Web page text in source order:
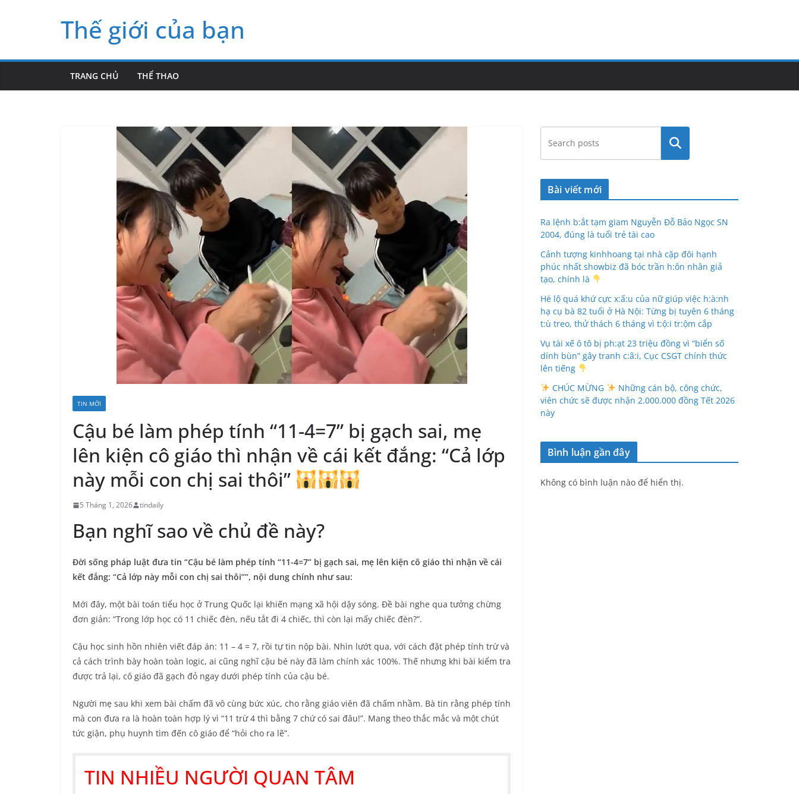
Thế giới của bạn
TRANG CHỦ THỂ THAO
TIN MỚI
Cậu bé làm phép tính “11-4=7” bị gạch sai, mẹ
lên kiện cô giáo thì nhận về cái kết đắng: “Cả lớp
này mỗi con chị sai thôi”
5 Tháng 1, 2026 tindaily
Bạn nghĩ sao về chủ đề này?
Đời sống pháp luật đưa tin “Cậu bé làm phép tính “11-4=7” bị gạch sai, mẹ lên kiện cô giáo thì nhận về cái
kết đắng: “Cả lớp này mỗi con chị sai thôi””, nội dung chính như sau:
Mới đây, một bài toán tiểu học ở Trung Quốc lại khiến mạng xã hội dậy sóng. Đề bài nghe qua tưởng chừng
đơn giản: “Trong lớp học có 11 chiếc đèn, nếu tắt đi 4 chiếc, thì còn lại mấy chiếc đèn?”.
Cậu học sinh hồn nhiên viết đáp án: 11 – 4 = 7, rồi tự tin nộp bài. Nhìn lướt qua, với cách đặt phép tính trừ và
cả cách trình bày hoàn toàn logic, ai cũng nghĩ cậu bé này đã làm chính xác 100%. Thế nhưng khi bài kiểm tra
được trả lại, cô giáo đã gạch đỏ ngay dưới phép tính của cậu bé.
Người mẹ sau khi xem bài chấm đã vô cùng bức xúc, cho rằng giáo viên đã chấm nhầm. Bà tin rằng phép tính
mà con đưa ra là hoàn toàn hợp lý vì “11 trừ 4 thì bằng 7 chứ có sai đâu!”. Mang theo thắc mắc và một chút
tức giận, phụ huynh tìm đến cô giáo để “hỏi cho ra lẽ”.
TIN NHIỀU NGƯỜI QUAN TÂM
Tìm
kiếm
Bài viết mới
Ra lệnh b:ắt tạm giam Nguyễn Đỗ Bảo Ngọc SN
2004, đúng là tuổi trẻ tài cao
Cảnh tượng kinhhoang tại nhà cặp đôi hạnh
phúc nhất showbiz đã bóc trần h:ôn nhân giả
tạo, chính là
Hé lộ quá khứ cực x:ấ:u của nữ giúp việc h:à:nh
hạ cụ bà 82 tuổi ở Hà Nội: Từng bị tuyên 6 tháng
t:ù treo, thử thách 6 tháng vì t:ộ:i tr:ộm cắp
Vụ tài xế ô tô bị ph:ạt 23 triệu đồng vì “biển số
dính bùn” gây tranh c:ã:i, Cục CSGT chính thức
lên tiếng
CHÚC MỪNG
Những cán bộ, công chức,
viên chức sẽ được nhận 2.000.000 đồng Tết 2026
này
Bình luận gần đây
Không có bình luận nào để hiển thị.